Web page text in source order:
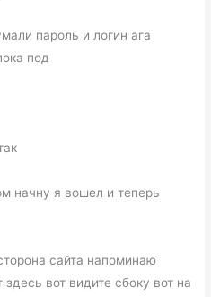
пароль и логин ага
под
начну я вошел и теперь
сайта напоминаю
вот видите сбоку вот на